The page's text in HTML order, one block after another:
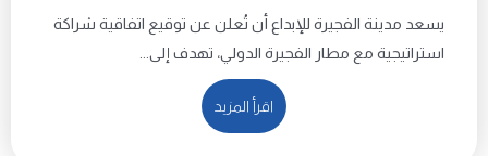
يسعد مدينة الفجيرة للإبداع أن تُعلن عن توقيع اتفاقية شراكة
استراتيجية مع مطار الفجيرة الدولي، تهدف إلى...
اقرأ المزيد